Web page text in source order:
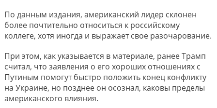
По данным издания, американский лидер склонен
более почтительно относиться к российскому
коллеге, хотя иногда и выражает свое разочарование.
При этом, как указывается в материале, ранее Трамп
считал, что заявления о его хороших отношениях с
Путиным помогут быстро положить конец конфликту
на Украине, но позднее он осознал, каковы пределы
американского влияния.